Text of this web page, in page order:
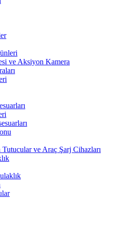
ve Aksiyon Kamera
ve Araç Şarj Cihazları